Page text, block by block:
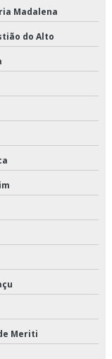
climatizados
Madalena
do Alto
Meriti